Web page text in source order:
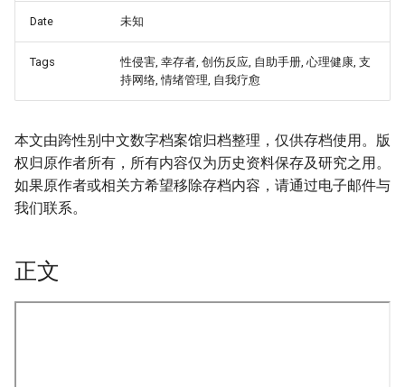
Date 未知
Tags
性侵害, 幸存者, 创伤反应, 自助手册, 心理健康, 支
持网络, 情绪管理, 自我疗愈
本文由跨性别中文数字档案馆归档整理，仅供存档使用。版
权归原作者所有，所有内容仅为历史资料保存及研究之用。
如果原作者或相关方希望移除存档内容，请通过电子邮件与
我们联系。
正文